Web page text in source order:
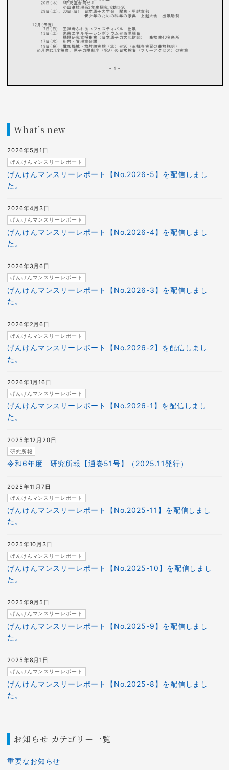
What’s new
げんけんマンスリーレポート【No.2026-5】を配信しまし
た。
げんけんマンスリーレポート
2026年5月1日
げんけんマンスリーレポート【No.2026-4】を配信しまし
た。
げんけんマンスリーレポート
2026年4月3日
げんけんマンスリーレポート【No.2026-3】を配信しまし
た。
げんけんマンスリーレポート
2026年3月6日
げんけんマンスリーレポート【No.2026-2】を配信しまし
た。
げんけんマンスリーレポート
2026年2月6日
げんけんマンスリーレポート【No.2026-1】を配信しまし
た。
げんけんマンスリーレポート
2026年1月16日
令和6年度 研究所報【通巻51号】（2025.11発行）
研究所報
2025年12月20日
げんけんマンスリーレポート【No.2025-11】を配信しまし
た。
げんけんマンスリーレポート
2025年11月7日
げんけんマンスリーレポート【No.2025-10】を配信しまし
た。
げんけんマンスリーレポート
2025年10月3日
げんけんマンスリーレポート【No.2025-9】を配信しまし
た。
げんけんマンスリーレポート
2025年9月5日
げんけんマンスリーレポート【No.2025-8】を配信しまし
た。
げんけんマンスリーレポート
2025年8月1日
お知らせ カテゴリー一覧
重要なお知らせ